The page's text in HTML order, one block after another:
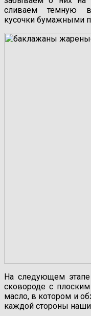
сливаем темную
кусочки бумажными
На следующем
сковороде с
масло, в котором и
каждой стороны